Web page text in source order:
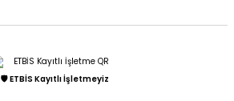
🛡️ ETBİS Kayıtlı İşletmeyiz